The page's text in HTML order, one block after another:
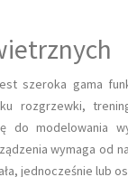
szeroka gama
rozgrzewki,
do modelowania
wymaga od
jednocześnie lub